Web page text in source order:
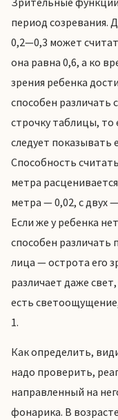
период созревания.
0,2—0,3 может
она равна 0,6, а ко
зрения ребенка
способен различать
строчку таблицы, то
следует показывать
Способность
метра
метра — 0,02, с двух
Если же у ребенка
способен различать
лица — острота его
различает даже
есть
1.
Как определить,
надо проверить,
направленный на
фонарика. В